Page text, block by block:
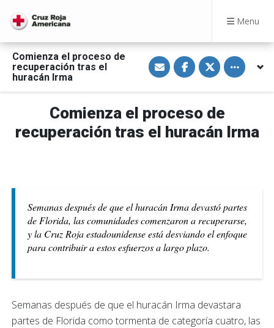
Menu
Comienza el proceso de
recuperación tras el
huracán Irma
S
h
a
e
i
a
E
m
S
h
a
e
n
F
a
c
S
h
a
e
n
T
w
i
Toggle
Comienza el proceso de
recuperación tras el huracán Irma
Semanas después de que el huracán Irma devastó partes
de Florida, las comunidades comenzaron a recuperarse,
y la Cruz Roja estadounidense está desviando el enfoque
para contribuir a estos esfuerzos a largo plazo.
Semanas después de que el huracán Irma devastara
partes de Florida como tormenta de categoría cuatro, las